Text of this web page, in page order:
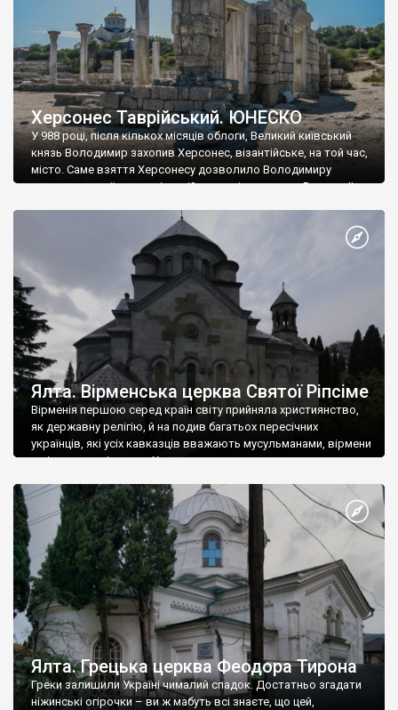
Херсонес Таврійський. ЮНЕСКО
У 988 році, після кількох місяців облоги, Великий київський
князь Володимир захопив Херсонес, візантійське, на той час,
місто. Саме взяття Херсонесу дозволило Володимиру
диктувати свої умови візантійському імператору Василю ІІ, та
Херсонесі Володимир-язичник, став Василем-християнином.
А потім було Хрещення Русі. На честь Херсонесу Таврійського
Ялта. Вірменська церква Святої Ріпсіме
Вірменія першою серед країн світу прийняла християнство,
як державну релігію, й на подив багатьох пересічних
українців, які усіх кавказців вважають мусульманами, вірмени
є відданими вірянами Христа
Ялта. Грецька церква Феодора Тирона
Греки залишили Україні чималий спадок. Достатньо згадати
ніжинські огірочки – ви ж мабуть всі знаєте, що цей,